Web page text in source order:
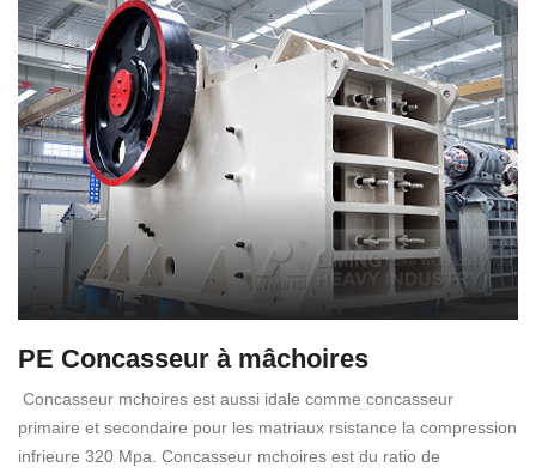
PE Concasseur à mâchoires
Concasseur mchoires est aussi idale comme concasseur
primaire et secondaire pour les matriaux rsistance la compression
infrieure 320 Mpa. Concasseur mchoires est du ratio de